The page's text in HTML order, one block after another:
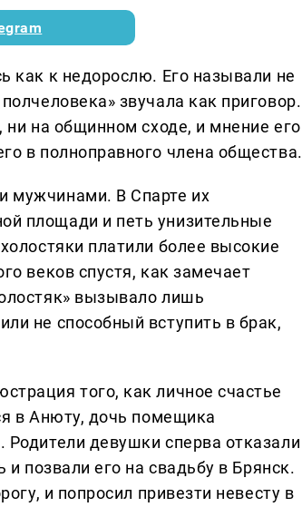
как к недорослю. Его называли не
звучала как приговор.
на общинном сходе, и мнение его
в полноправного члена общества.
мужчинами. В Спарте их
площади и петь унизительные
платили более высокие
веков спустя, как замечает
вызывало лишь
не способный вступить в брак,
того, как личное счастье
в Анюту, дочь помещика
девушки сперва отказали
позвали его на свадьбу в Брянск.
и попросил привезти невесту в